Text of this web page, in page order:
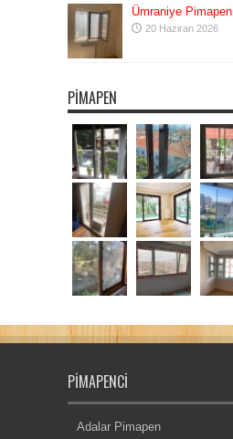
Ümraniye Pimapen
20 Haziran 2026
PIMAPEN
PIMAPENCI
Adalar Pimapen